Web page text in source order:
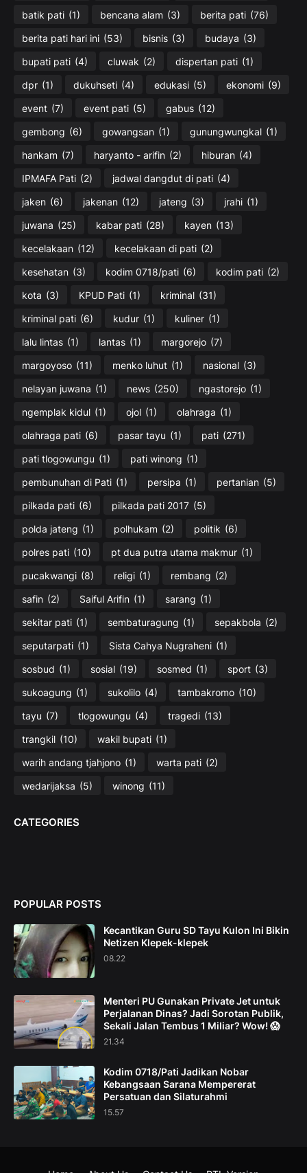
batik pati (1) bencana alam (3) berita pati (76)
berita pati hari ini (53) bisnis (3) budaya (3)
bupati pati (4) cluwak (2) dispertan pati (1)
dpr (1) dukuhseti (4) edukasi (5) ekonomi (9)
event (7) event pati (5) gabus (12)
gembong (6) gowangsan (1) gunungwungkal (1)
hankam (7) haryanto - arifin (2) hiburan (4)
IPMAFA Pati (2) jadwal dangdut di pati (4)
jaken (6) jakenan (12) jateng (3) jrahi (1)
juwana (25) kabar pati (28) kayen (13)
kecelakaan (12) kecelakaan di pati (2)
kesehatan (3) kodim 0718/pati (6) kodim pati (2)
kota (3) KPUD Pati (1) kriminal (31)
kriminal pati (6) kudur (1) kuliner (1)
lalu lintas (1) lantas (1) margorejo (7)
margoyoso (11) menko luhut (1) nasional (3)
nelayan juwana (1) news (250) ngastorejo (1)
ngemplak kidul (1) ojol (1) olahraga (1)
olahraga pati (6) pasar tayu (1) pati (271)
pati tlogowungu (1) pati winong (1)
pembunuhan di Pati (1) persipa (1) pertanian (5)
pilkada pati (6) pilkada pati 2017 (5)
polda jateng (1) polhukam (2) politik (6)
polres pati (10) pt dua putra utama makmur (1)
pucakwangi (8) religi (1) rembang (2)
safin (2) Saiful Arifin (1) sarang (1)
sekitar pati (1) sembaturagung (1) sepakbola (2)
seputarpati (1) Sista Cahya Nugraheni (1)
sosbud (1) sosial (19) sosmed (1) sport (3)
sukoagung (1) sukolilo (4) tambakromo (10)
tayu (7) tlogowungu (4) tragedi (13)
trangkil (10) wakil bupati (1)
warih andang tjahjono (1) warta pati (2)
wedarijaksa (5) winong (11)
CATEGORIES
POPULAR POSTS
Kecantikan Guru SD Tayu Kulon Ini Bikin
Netizen Klepek-klepek
08.22
Menteri PU Gunakan Private Jet untuk
Perjalanan Dinas? Jadi Sorotan Publik,
Sekali Jalan Tembus 1 Miliar? Wow! 😱
21.34
Kodim 0718/Pati Jadikan Nobar
Kebangsaan Sarana Mempererat
Persatuan dan Silaturahmi
15.57